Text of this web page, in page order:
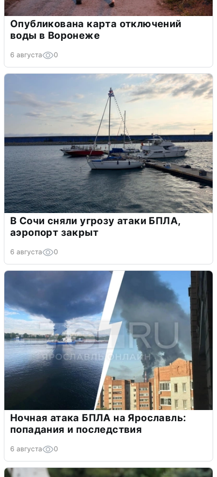
Опубликована карта отключений
воды в Воронеже
6 августа 0
В Сочи сняли угрозу атаки БПЛА,
аэропорт закрыт
6 августа 0
Ночная атака БПЛА на Ярославль:
попадания и последствия
6 августа 0